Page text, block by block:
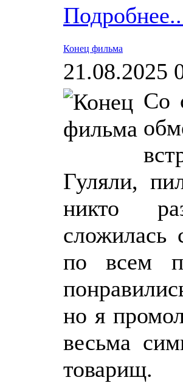
Конец фильма
21.08.2025
Со
Гуляли,
никто
сложилась
по всем
но я
весьма
товарищ.